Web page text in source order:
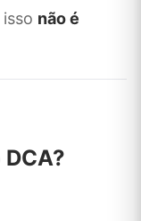
não é